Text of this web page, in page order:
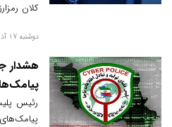
دوشنبه 17 آذر 1404
هشدار
رئیس